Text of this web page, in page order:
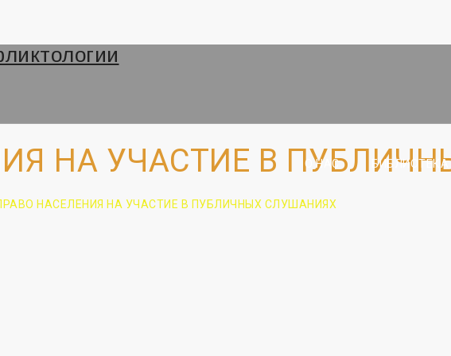
О НАС БИБЛИОТЕКА
НА УЧАСТИЕ В
НАСЕЛЕНИЯ НА УЧАСТИЕ В ПУБЛИЧНЫХ СЛУШАНИЯХ